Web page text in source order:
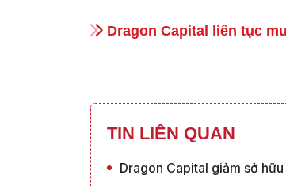
Dragon Capital liên tục
TIN LIÊN QUAN
Dragon Capital giảm sở